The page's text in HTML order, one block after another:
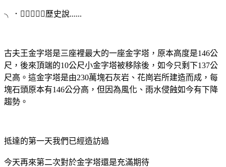
╮．﹏．╭歷史說......
古夫王金字塔是三座裡最大的一座金字塔，原本高度是146公
尺，後來頂端的10公尺小金字塔被移除後，如今只剩下137公
尺高。這金字塔是由230萬塊石灰岩、花崗岩所建造而成，每
塊石頭原本有146公分高，但因為風化、雨水侵蝕如今有下降
趨勢。
抵達的第一天我們已經造訪過
今天再來第二次對於金字塔還是充滿期待